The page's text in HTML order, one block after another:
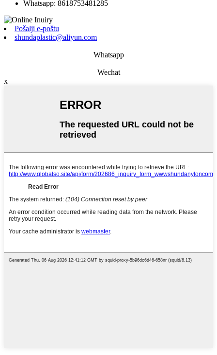
Whatsapp: 8618753481285
Pošalji e-poštu
shundaplastic@aliyun.com
Whatsapp
Wechat
x